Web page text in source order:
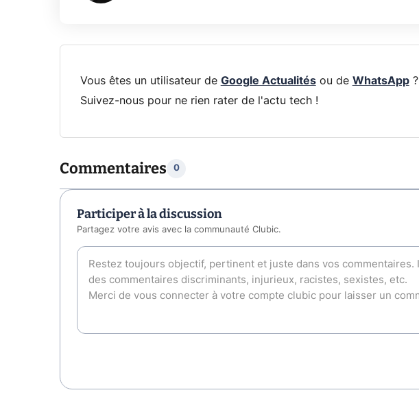
Vous êtes un utilisateur de Google Actualitésou de WhatsApp?
Suivez-nous pour ne rien rater de l'actu tech !
Commentaires 0
Participer à la discussion
Partagez votre avis avec la communauté Clubic.